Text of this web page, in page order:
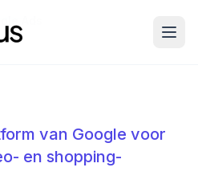
Ads
van Google voor
en shopping-